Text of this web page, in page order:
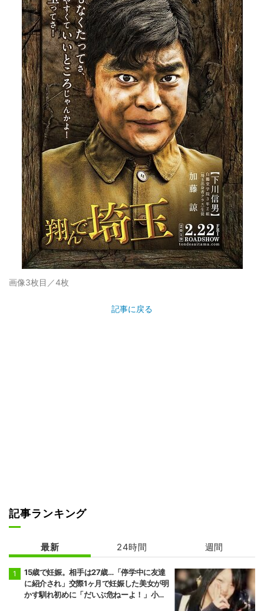
画像3枚目／4枚
記事に戻る
記事ランキング
最新 24時間 週間
15歳で妊娠。相手は27歳…「停学中に友達
に紹介され」交際1ヶ月で妊娠した美女が明
かす馴れ初めに「だいぶ危ねーよ！」小森